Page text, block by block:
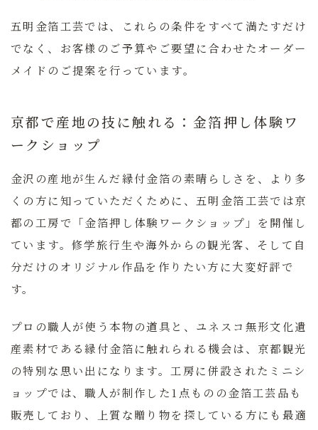
五明金箔工芸では、これらの条件をすべて満たすだけ
でなく、お客様のご予算やご要望に合わせたオーダー
メイドのご提案を行っています。
京都で産地の技に触れる：金箔押し体験ワ
ークショップ
金沢の産地が生んだ縁付金箔の素晴らしさを、より多
くの方に知っていただくために、 五明金箔工芸では京
都の工房で「金箔押し体験ワークショップ」を開催し
ています。修学旅行生や海外からの観光客、そして自
分だけのオリジナル作品を作りたい方に大変好評で
す。
プロの職人が使う本物の道具と、ユネスコ無形文化遺
産素材である縁付金箔に触れられる機会は、京都観光
の特別な思い出になります。工房に併設されたミニシ
ョップでは、職人が制作した1点ものの金箔工芸品も
販売しており、上質な贈り物を探している方にも最適